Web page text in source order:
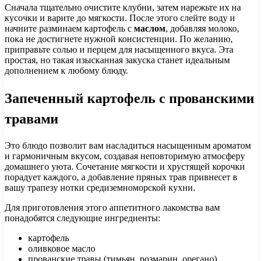
Сначала тщательно очистите клубни, затем нарежьте их на
кусочки и варите до мягкости. После этого слейте воду и
начните разминаем картофель с маслом, добавляя молоко,
пока не достигнете нужной консистенции. По желанию,
приправьте солью и перцем для насыщенного вкуса. Эта
простая, но такая изысканная закуска станет идеальным
дополнением к любому блюду.
Запеченный картофель с прованскими
травами
Это блюдо позволит вам насладиться насыщенным ароматом
и гармоничным вкусом, создавая неповторимую атмосферу
домашнего уюта. Сочетание мягкости и хрустящей корочки
порадует каждого, а добавление пряных трав привнесет в
вашу трапезу нотки средиземноморской кухни.
Для приготовления этого аппетитного лакомства вам
понадобятся следующие ингредиенты:
картофель
оливковое масло
прованские травы (тимьян, розмарин, орегано)